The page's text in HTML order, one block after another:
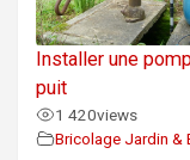
Installer une
puit
1 420views
Bricolage Jardin &